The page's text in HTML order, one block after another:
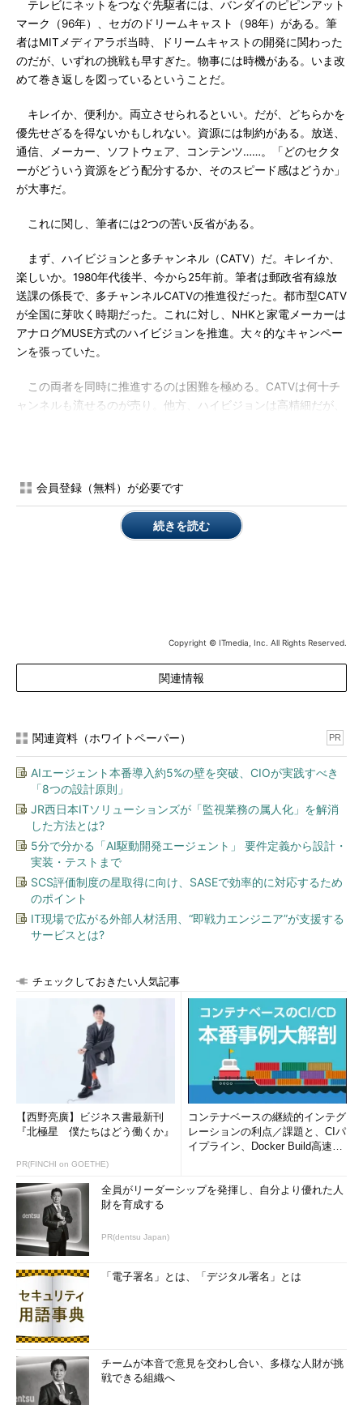
テレビにネットをつなぐ先駆者には、バンダイのピピンアット
マーク（96年）、セガのドリームキャスト（98年）がある。筆
者はMITメディアラボ当時、ドリームキャストの開発に関わった
のだが、いずれの挑戦も早すぎた。物事には時機がある。いま改
めて巻き返しを図っているということだ。
キレイか、便利か。両立させられるといい。だが、どちらかを
優先せざるを得ないかもしれない。資源には制約がある。放送、
通信、メーカー、ソフトウェア、コンテンツ……。「どのセクタ
ーがどういう資源をどう配分するか、そのスピード感はどうか」
が大事だ。
これに関し、筆者には2つの苦い反省がある。
まず、ハイビジョンと多チャンネル（CATV）だ。キレイか、
楽しいか。1980年代後半、今から25年前。筆者は郵政省有線放
送課の係長で、多チャンネルCATVの推進役だった。都市型CATV
が全国に芽吹く時期だった。これに対し、NHKと家電メーカーは
アナログMUSE方式のハイビジョンを推進。大々的なキャンペー
ンを張っていた。
この両者を同時に推進するのは困難を極める。CATVは何十チ
ャンネルも流せるのが売り。他方、ハイビジョンは高精細だが、
ンに傾いた。力関係ではそういうこと。勝負にならなかった。
逆にその後、CATVは管理が強まるなど絞める政策が採られ、
産業としての立ち上がりは5年遅れたと思う。「あの時期に多チ
もう1つの失敗は、ISDNか、ADSLか。90年代初期のこと、筆
者は政策課の課長補佐だった。NTTが64KbpsのISDNを推進して
いるさなか、ADSLという技術を使えば、1Mbpsの映像伝送も可
告会社などと相談して、地方の有線放送電話を使った実験を画策
したり、推進する資料を書いたりしていた。
でも、ISDNとADSLは同じ電話網をデジタル化する技術で、両
立しない。筆者らの企みは、勝負を挑む間際で潰された。NTTの
力たるやNHKの比ではなかったというか。それからもADSLを導
入する試みは形を変えて続けられたものの、日本で最初に実験が
行われたのは99年、長野の農協が有線放送電話を使って行ったも
のだった。
「筆者たちにもっと力があって、もっと派手にがんばって、そ
の6年前に始まっていたらどうだったろうな、もう少し世界のブ
地上デジタルテレビ放送（地デジ）はキレイで便利なテレビを
実現するものだ。ハイビジョンと、テレビのコンピュータ化を同
時に達成するものだ。それが整備されて現れた問いが「4Kか、
スマートか」である。さて、どうだろう。4Kは苦境にある日本
のメーカーが再生する切り札だと唱える人もいる。総務省も期待
している。これに対し、スマートテレビに関わる筆者は、放送で
はスマートが先だと考える。
地デジのおかげで、テレビは取りあえずキレイになった。多く
4Kといわれても、というのが実態だろう。さらにケーブル配信
業者に聞くと、高精細HDコンテンツの伝送割合は25％に過ぎ
ず、以前のSD画像がまだたくさんあるという。さらなる高精細
のニーズは本当にあるんだろうか。高精細にしても広告が増えな
ーも弱っている中で、どう資金を投下するかも課題となる。
これに対し、地デジで便利になったかというと、それがまだ達
成できていない。デジタルならではの面白いサービスが開発され
ていない。その部分は、スマホやタブレットが単独でニーズをく
み取っていて、そっちにはおカネも回っている。テレビとスマホ
を組み合わせて豊かなサービスを作り、テレビ広告以外の新ビジ
会員登録（無料）が必要です
続きを読む
Copyright © ITmedia, Inc. All Rights Reserved.
関連情報
関連資料（ホワイトペーパー） PR
AIエージェント本番導入約5%の壁を突破、CIOが実践すべき
「8つの設計原則」
JR西日本ITソリューションズが「監視業務の属人化」を解消
した方法とは?
5分で分かる「AI駆動開発エージェント」 要件定義から設計・
実装・テストまで
SCS評価制度の星取得に向け、SASEで効率的に対応するため
のポイント
IT現場で広がる外部人材活用、“即戦力エンジニア”が支援する
サービスとは?
チェックしておきたい人気記事
【西野亮廣】ビジネス書最新刊
『北極星 僕たちはどう働くか』
PR(FINCHI on GOETHE)
コンテナベースの継続的インテグ
レーションの利点／課題と、CIパ
イプライン、Docker Build高速化
全員がリーダーシップを発揮し、自分より優れた人
財を育成する
PR(dentsu Japan)
「電子署名」とは、「デジタル署名」とは
チームが本音で意見を交わし合い、多様な人財が挑
戦できる組織へ